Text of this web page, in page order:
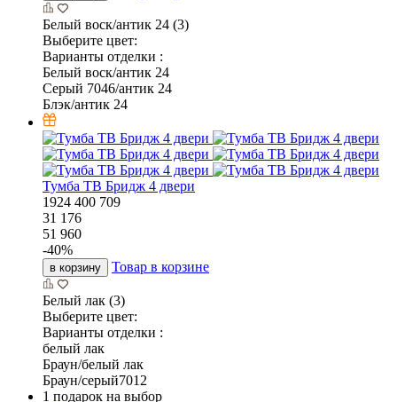
Белый воск/антик 24 (3)
Выберите цвет:
Варианты отделки :
Белый воск/антик 24
Серый 7046/антик 24
Блэк/антик 24
Тумба ТВ Бридж 4 двери
1924 400 709
31 176
51 960
-40%
в корзину Товар в корзине
Белый лак (3)
Выберите цвет:
Варианты отделки :
белый лак
Браун/белый лак
Браун/серый7012
1 подарок на выбор